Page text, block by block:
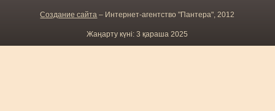
Создание сайта – Интернет-агентство "Пантера", 2012
Жаңарту күні: 3 қараша 2025